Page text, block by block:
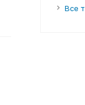
Все